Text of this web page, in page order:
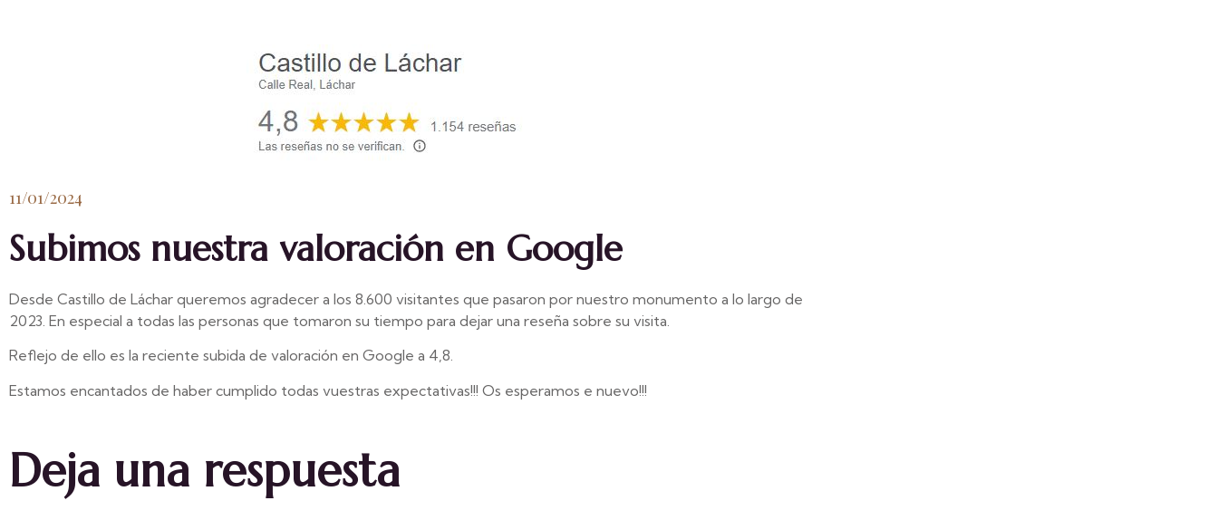
11/01/2024
Subimos nuestra valoración en Google
Desde Castillo de Láchar queremos agradecer a los 8.600 visitantes que pasaron por nuestro monumento a lo largo de
2023. En especial a todas las personas que tomaron su tiempo para dejar una reseña sobre su visita.
Reflejo de ello es la reciente subida de valoración en Google a 4,8.
Estamos encantados de haber cumplido todas vuestras expectativas!!! Os esperamos e nuevo!!!
Deja una respuesta